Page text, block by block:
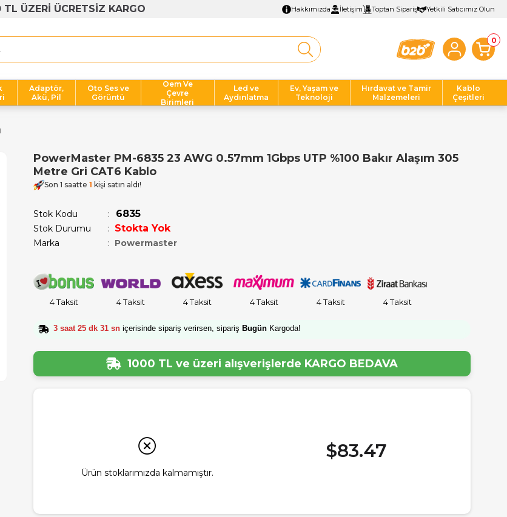
TL ÜZERİ ÜCRETSİZ KARGO Hakkımızda İletişim Toptan Sipariş Yetkili Satıcımız Olun
0
Adaptör,
Akü, Pil
Oto Ses ve
Görüntü
Oem Ve
Çevre
Birimleri
Led ve
Aydınlatma
Ev, Yaşam ve
Teknoloji
Hırdavat ve Tamir
Malzemeleri
Kablo
Çeşitleri
PowerMaster PM-6835 23 AWG 0.57mm 1Gbps UTP %100 Bakır Alaşım 305
Metre Gri CAT6 Kablo
Son 1 saatte 1 kişi satın aldı!
Stok Kodu 6835
Stok Durumu : Stokta Yok
Marka : Powermaster
4 Taksit 4 Taksit 4 Taksit 4 Taksit 4 Taksit 4 Taksit
3 saat 25 dk 30 sn içerisinde sipariş verirsen, sipariş Bugün Kargoda!
1000 TL ve üzeri alışverişlerde KARGO BEDAVA
Ürün stoklarımızda kalmamıştır.
$83.47